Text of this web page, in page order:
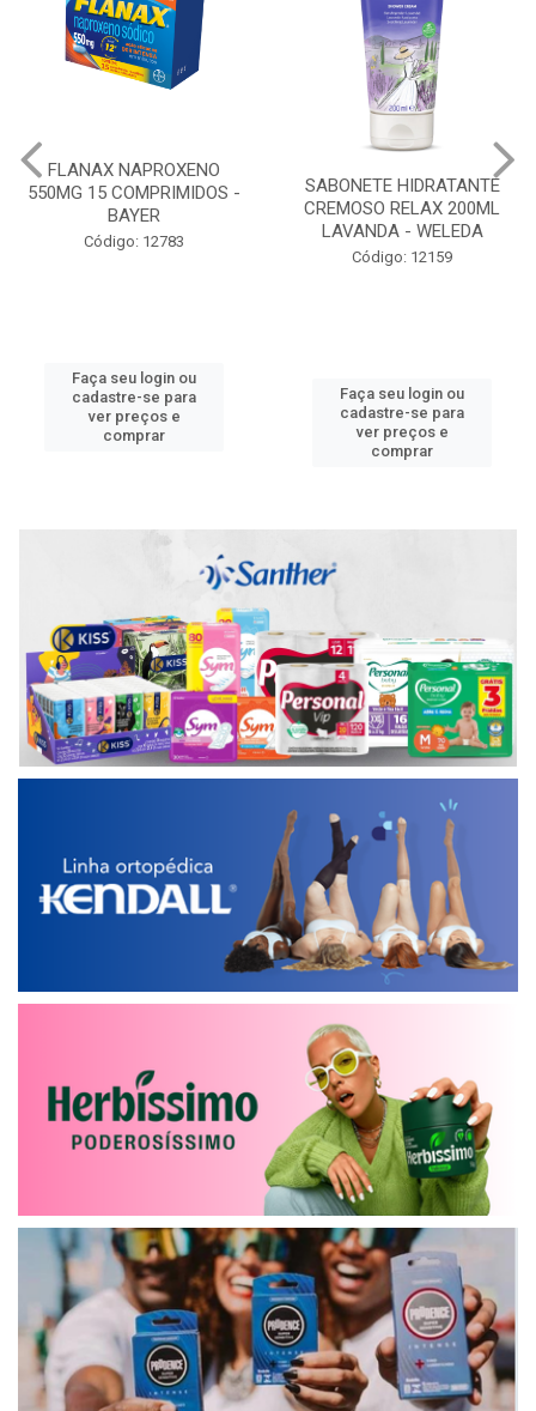
FLANAX NAPROXENO
550MG 15 COMPRIMIDOS -
BAYER
Código: 12783
Faça seu login ou
cadastre-se para
ver preços e
comprar
SABONETE HIDRATANTE
CREMOSO RELAX 200ML
LAVANDA - WELEDA
Código: 12159
Faça seu login ou
cadastre-se para
ver preços e
comprar